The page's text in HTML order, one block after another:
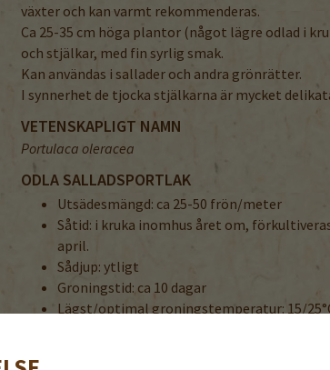
växter och kan varmt rekommenderas.
Ca 25-35 cm höga plantor (något lägre odlad i
och stjälkar, med fin syrlig smak.
Kan användas i sallader och andra grönrätter.
I synnerhet de tjocka stjälkarna är mycket
VETENSKAPLIGT NAMN
Portulaca oleracea
ODLA SALLADSPORTLAK
Utsädesmängd: ca 25-50 frön/meter
Såtid: i kruka inomhus året om,
april.
Sådjup: ytligt
Groningstid: ca 10 dagar
Lägst/optimal groningstemperatur: 15/